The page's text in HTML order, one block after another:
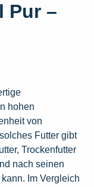
Pur –
hohen
von
Futter gibt
Trockenfutter
nach seinen
Im Vergleich